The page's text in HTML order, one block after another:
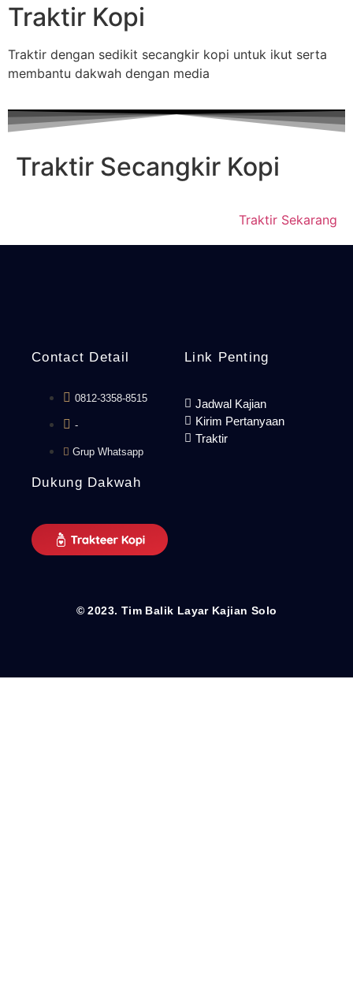
Traktir Kopi
Traktir dengan sedikit secangkir kopi untuk ikut serta
membantu dakwah dengan media
Traktir Secangkir Kopi
Traktir Sekarang
Contact Detail
0812-3358-8515
-
Grup Whatsapp
Link Penting
Jadwal Kajian
Kirim Pertanyaan
Traktir
Dukung Dakwah
© 2023. Tim Balik Layar Kajian Solo